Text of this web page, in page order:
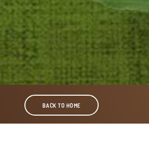
BACK TO HOME